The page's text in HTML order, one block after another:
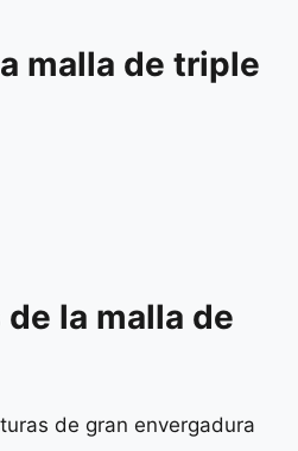
malla de triple
la malla de
de gran envergadura